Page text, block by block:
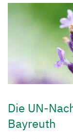
Die UN-
Bayreuth